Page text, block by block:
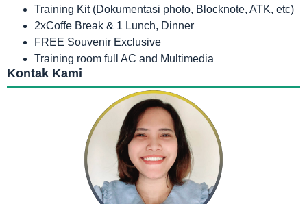
Training Kit (Dokumentasi photo, Blocknote, ATK, etc)
2xCoffe Break & 1 Lunch, Dinner
FREE Souvenir Exclusive
Training room full AC and Multimedia
Kontak Kami